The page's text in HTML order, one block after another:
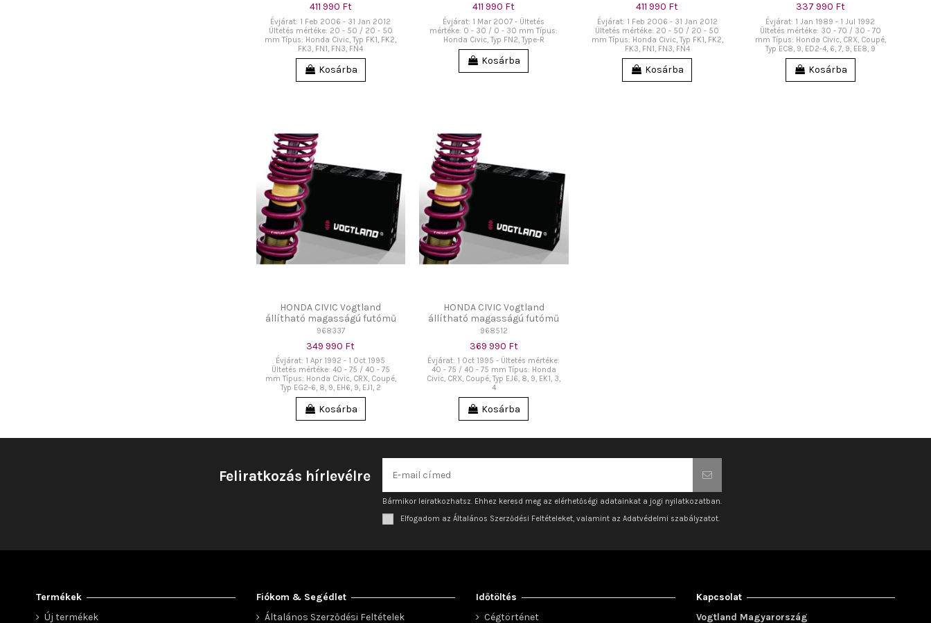
411 990 Ft
Évjárat: 1 Feb 2006 - 31 Jan 2012
Ültetés mértéke: 20 - 50 / 20 - 50
mm Típus: Honda Civic, Typ FK1, FK2,
FK3, FN1, FN3, FN4
Kosárba
411 990 Ft
Évjárat: 1 Mar 2007 - Ültetés
mértéke: 0 - 30 / 0 - 30 mm Típus:
Honda Civic, Typ FN2, Type-R
Kosárba
411 990 Ft
Évjárat: 1 Feb 2006 - 31 Jan 2012
Ültetés mértéke: 20 - 50 / 20 - 50
mm Típus: Honda Civic, Typ FK1, FK2,
FK3, FN1, FN3, FN4
Kosárba
337 990 Ft
Évjárat: 1 Jan 1989 - 1 Jul 1992
Ültetés mértéke: 30 - 70 / 30 - 70
mm Típus: Honda Civic, CRX, Coupé,
Typ EC8, 9, ED2-4, 6, 7, 9, EE8, 9
Kosárba
HONDA CIVIC Vogtland
állítható magasságú futómű
968337
349 990 Ft
Évjárat: 1 Apr 1992 - 1 Oct 1995
Ültetés mértéke: 40 - 75 / 40 - 75
mm Típus: Honda Civic, CRX, Coupé,
Typ EG2-6, 8, 9, EH6, 9, EJ1, 2
Kosárba
HONDA CIVIC Vogtland
állítható magasságú futómű
968512
369 990 Ft
Évjárat: 1 Oct 1995 - Ültetés mértéke:
40 - 75 / 40 - 75 mm Típus: Honda
Civic, CRX, Coupé, Typ EJ6, 8, 9, EK1, 3,
4
Kosárba
Feliratkozás hírlevélre
Bármikor leiratkozhatsz. Ehhez keresd meg az elérhetőségi adatainkat a jogi nyilatkozatban.
Elfogadom az Általános Szerződési Feltételeket, valamint az Adatvédelmi szabályzatot.
Termékek
Új termékek
Fiókom & Segédlet
Általános Szerződési Feltételek
Időtöltés
Cégtörténet
Kapcsolat
Vogtland Magyarország